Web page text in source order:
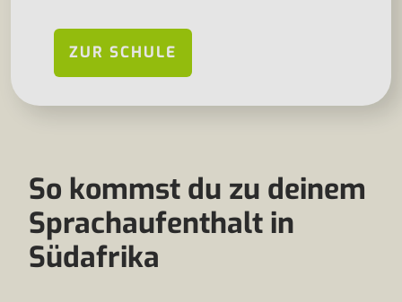
ZUR SCHULE
So kommst du zu deinem
Sprachaufenthalt in
Südafrika